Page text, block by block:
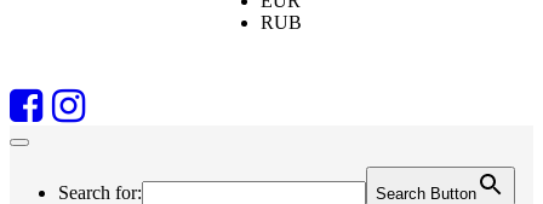
RUB
Search for: Search Button